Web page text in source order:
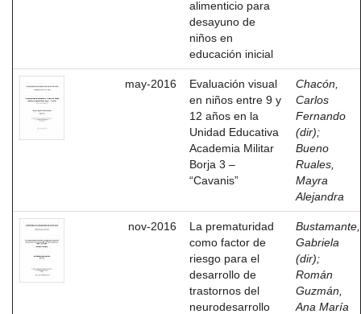
alimenticio para
desayuno de
niños en
educación inicial
may-2016
Evaluación visual
en niños entre 9 y
12 años en la
Unidad Educativa
Academia Militar
Borja 3 –
“Cavanis”
Chacón,
Carlos
Fernando
(dir);
Bueno
Ruales,
Mayra
Alejandra
nov-2016
La prematuridad
como factor de
riesgo para el
desarrollo de
trastornos del
neurodesarrollo
Bustamante,
Gabriela
(dir);
Román
Guzmán,
Ana María